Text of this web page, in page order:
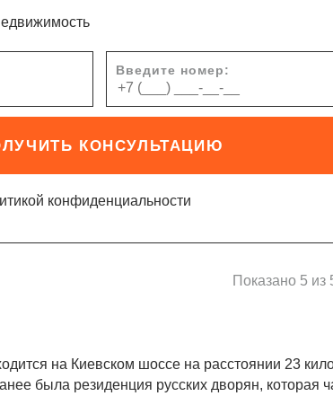
Введите номер:
КОНСУЛЬТАЦИЮ
конфиденциальности
Показано 5 из
на Киевском шоссе на расстоянии 23
была резиденция русских дворян,